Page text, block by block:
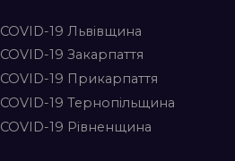
COVID-19 Львівщина
COVID-19 Закарпаття
COVID-19 Прикарпаття
COVID-19 Тернопільщина
COVID-19 Рівненщина